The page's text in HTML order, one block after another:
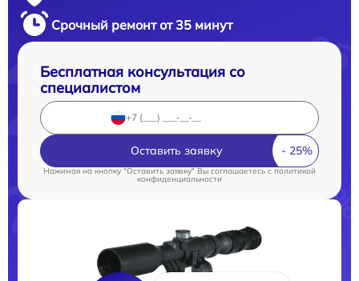
Срочный ремонт от 35 минут
Бесплатная консультация со
специалистом
Оставить заявку
Нажимая на кнопку "Оставить заявку" Вы соглашаетесь cполитикой
конфиденциальности